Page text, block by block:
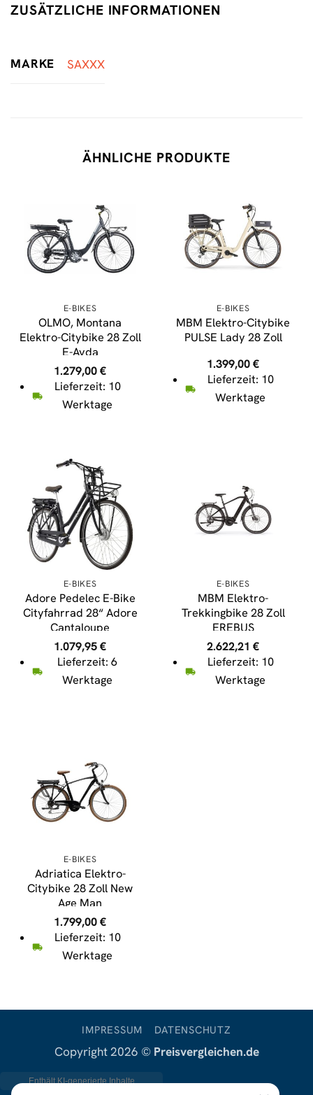
ZUSÄTZLICHE INFORMATIONEN
MARKE SAXXX
ÄHNLICHE PRODUKTE
E-BIKES
OLMO, Montana
Elektro-Citybike 28 Zoll
E-Ayda
1.279,00€
Lieferzeit: 10
Werktage
E-BIKES
MBM Elektro-Citybike
PULSE Lady 28 Zoll
1.399,00€
Lieferzeit: 10
Werktage
E-BIKES
Adore Pedelec E-Bike
Cityfahrrad 28“ Adore
Cantaloupe
1.079,95€
Lieferzeit: 6
Werktage
E-BIKES
MBM Elektro-
Trekkingbike 28 Zoll
EREBUS
2.622,21 €
Lieferzeit: 10
Werktage
E-BIKES
Adriatica Elektro-
Citybike 28 Zoll New
Age Man
1.799,00€
Lieferzeit: 10
Werktage
IMPRESSUM DATENSCHUTZ
Copyright 2026 © Preisvergleichen.de